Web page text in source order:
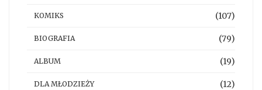
KOMIKS (107)
BIOGRAFIA (79)
ALBUM (19)
DLA MŁODZIEŻY (12)